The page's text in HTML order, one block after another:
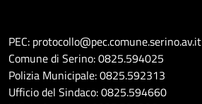
PEC: protocollo@pec.comune.serino.av.it
Comune di Serino: 0825.594025
Polizia Municipale: 0825.592313
Ufficio del Sindaco: 0825.594660